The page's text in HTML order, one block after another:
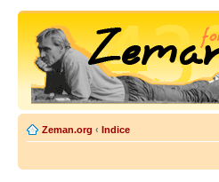
Zeman.org ‹ Indice